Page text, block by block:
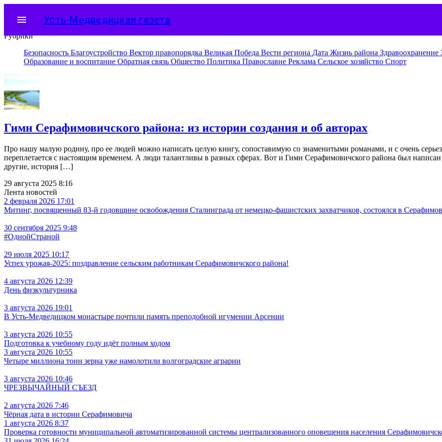
menu Усть-Медведицкая газета
Рубрики
Безопасность Благоустройство Вектор правопорядка Великая Победа Вести региона Дата Жизнь района Здравоохранение
Образование и воспитание Обратная связь Общество Политика Православие Реклама Сельское хозяйство Спорт
Гимн Серафимовичского района: из истории создания и об авторах
Про нашу малую родину, про ее людей можно написать целую книгу, сопоставимую со знаменитыми романами, и с очень
переплетается с настоящим временем. А люди талантливы в разных сферах. Вот и Гимн Серафимовичского района был
другие, история […]
29 августа 2025 8:16
Лента новостей
2 февраля 2026 17:01
Митинг, посвященный 83-й годовщине освобождения Сталинграда от немецко-фашистских захватчиков, состоялся в
30 сентября 2025 9:48
#ОднойСтраной
29 июля 2025 10:17
Успех урожая-2025: поздравление сельским работникам Серафимовичского района!
4 августа 2026 12:39
День физкультурника
3 августа 2026 19:01
В Усть‑Медведицком монастыре почтили память преподобной игумении Арсении
3 августа 2026 10:55
Подготовка к учебному году идёт полным ходом
3 августа 2026 10:55
Четыре миллиона тонн зерна уже намолотили волгоградские аграрии
3 августа 2026 10:46
ЧРЕЗВЫЧАЙНЫЙ СЪЕЗД
2 августа 2026 7:46
Чёрная дата в истории Серафимовича
1 августа 2026 8:37
Проверка готовности муниципальной автоматизированной системы централизованного оповещения населения